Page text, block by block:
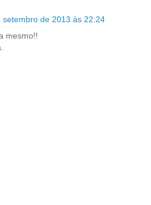
setembro de 2013 às 22:24
mesmo!!